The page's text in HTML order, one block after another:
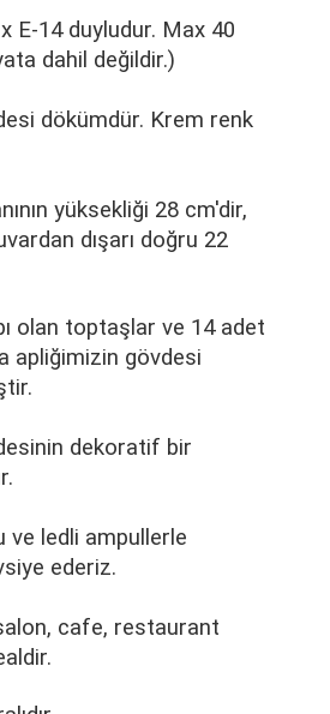
E-14 duyludur. Max 40
dahil değildir.)
dökümdür. Krem renk
yüksekliği 28 cm'dir,
dışarı doğru 22
olan toptaşlar ve 14 adet
apliğimizin gövdesi
dekoratif bir
ve ledli ampullerle
ederiz.
cafe, restaurant